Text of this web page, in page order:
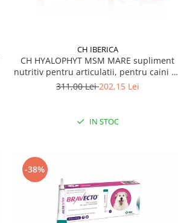
CH IBERICA
CH HYALOPHYT MSM MARE supliment
nutritiv pentru articulatii, pentru caini de
talie mare 120 tbl
311,00 Lei202,15 Lei
IN STOC
-38%